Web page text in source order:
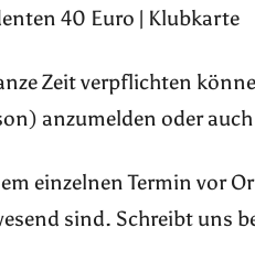
40 Euro | Klubkarte
Zeit verpflichten
anzumelden oder
einzelnen Termin vor
sind. Schreibt uns